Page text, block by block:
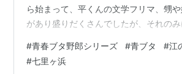
ら始まって、平くんの文学フリマ、甥
があり盛りだくさんでしたが、それの
り、最後は、代々木果実混合の『代々木
の夢を見ない』ツアーで、サークルメン
#青春ブタ野郎シリーズ #青ブタ #江
#七里ヶ浜